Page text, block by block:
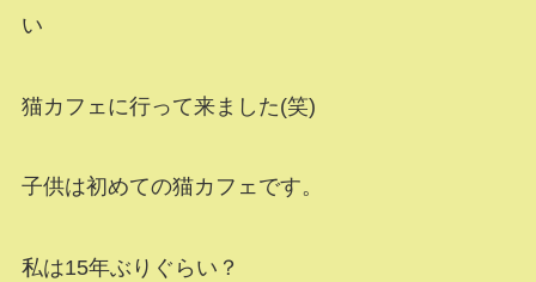
い
猫カフェに行って来ました(笑)
子供は初めての猫カフェです。
私は15年ぶりぐらい？